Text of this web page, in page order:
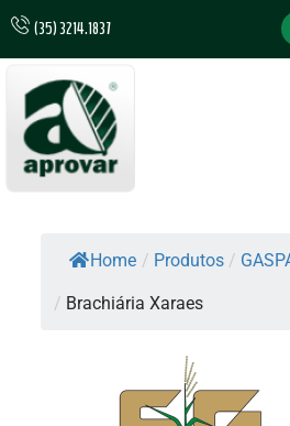
(35) 3214.1837
Home / Produtos /
/ Brachiária Xaraes